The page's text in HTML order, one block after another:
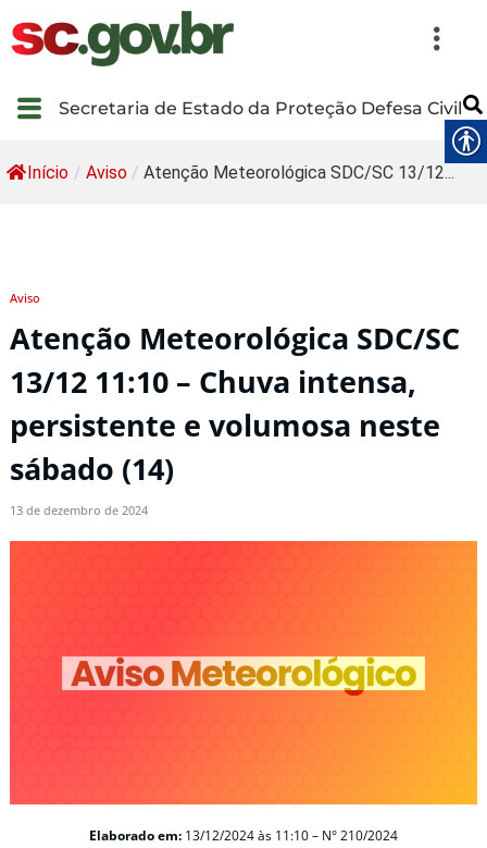
Secretaria de Estado da Proteção Defesa Civil
Início / Aviso / Atenção Meteorológica SDC/SC 13/12...
Aviso
Atenção Meteorológica SDC/SC
13/12 11:10 – Chuva intensa,
persistente e volumosa neste
sábado (14)
13 de dezembro de 2024
Elaborado em: 13/12/2024 às 11:10 – N° 210/2024